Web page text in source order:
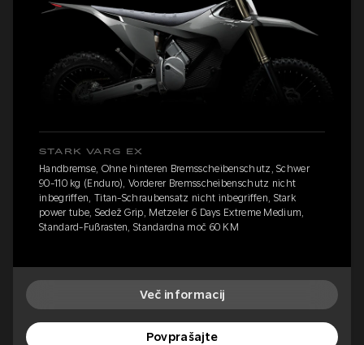
STARK VARG EX
Handbremse, Ohne hinteren Bremsscheibenschutz, Schwer
90-110 kg (Enduro), Vorderer Bremsscheibenschutz nicht
inbegriffen, Titan-Schraubensatz nicht inbegriffen, Stark
power tube, Sedež Grip, Metzeler 6 Days Extreme Medium,
Standard-Fußrasten, Standardna moč 60 KM
Več informacij
Povprašajte